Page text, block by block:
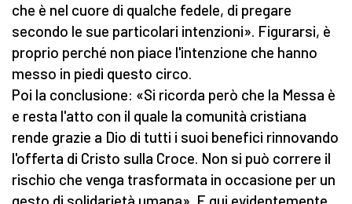
che è nel cuore di qualche fedele, di pregare
secondo le sue particolari intenzioni». Figurarsi, è
proprio perché non piace l'intenzione che hanno
messo in piedi questo circo.
Poi la conclusione: «Si ricorda però che la Messa è
e resta l'atto con il quale la comunità cristiana
rende grazie a Dio di tutti i suoi benefici rinnovando
l'offerta di Cristo sulla Croce. Non si può correre il
rischio che venga trasformata in occasione per un